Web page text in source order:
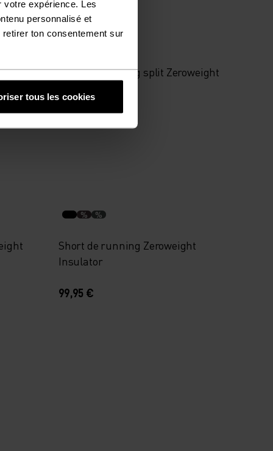
votre expérience. Les
personnalisé et
ton consentement sur
tous les cookies
Promos d’été
Short de running split Zeroweight
% %
Short de running Zeroweight
Insulator
99,95 €